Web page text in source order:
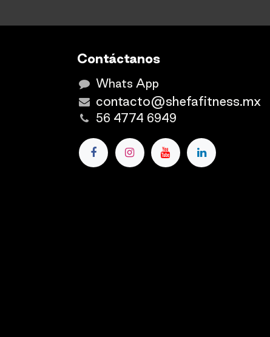
Contáctanos
Whats App
contacto@shefafitness.mx
56 4774 6949